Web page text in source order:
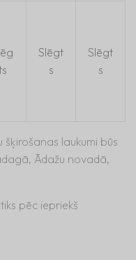
Slēgt
s
Slēgt
s
šķirošanas laukumi būs
Ādažu novadā,
pēc iepriekš